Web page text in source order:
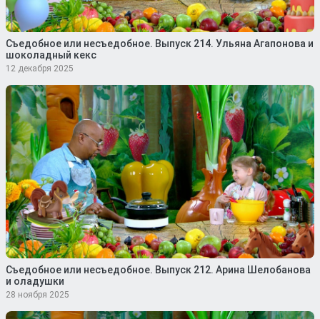
Съедобное или несъедобное. Выпуск 214. Ульяна Агапонова и
шоколадный кекс
12 декабря 2025
Съедобное или несъедобное. Выпуск 212. Арина Шелобанова
и оладушки
28 ноября 2025